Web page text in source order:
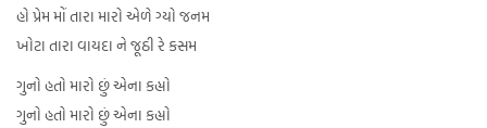
હો પ્રેમ મોં તારા મારો એળે ગ્યો જનમ
ખોટા તારા વાયદા ને જૂઠી રે કસમ
ગુનો હતો મારો છું એના કહ્યો
ગુનો હતો મારો છું એના કહ્યો